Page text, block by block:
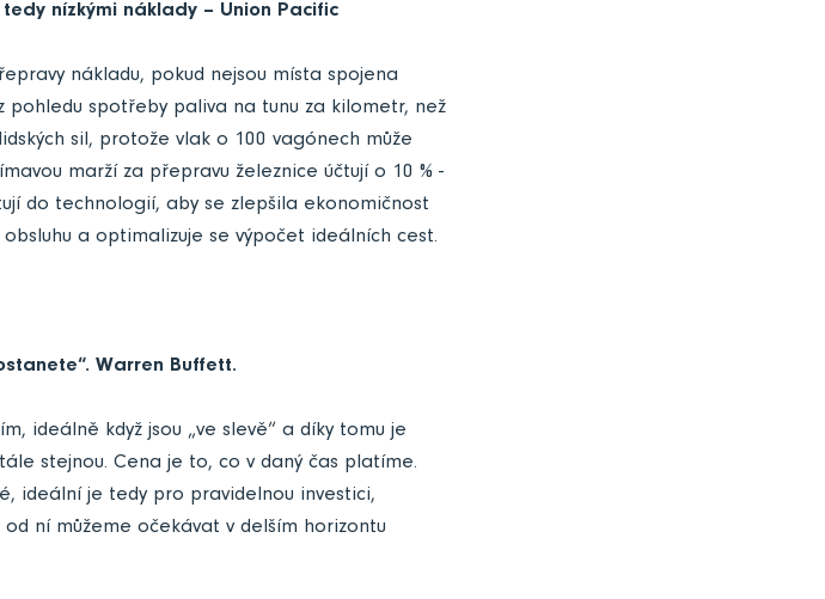
nízkými náklady – Union Pacific
nákladu, pokud nejsou místa spojena
pohledu spotřeby paliva na tunu za kilometr, než
sil, protože vlak o 100 vagónech může
marží za přepravu železnice účtují o 10 % -
do technologií, aby se zlepšila ekonomičnost
a optimalizuje se výpočet ideálních cest.
Warren Buffett.
ideálně když jsou „ve slevě“ a díky tomu je
stejnou. Cena je to, co v daný čas platíme.
ideální je tedy pro pravidelnou investici,
ní můžeme očekávat v delším horizontu